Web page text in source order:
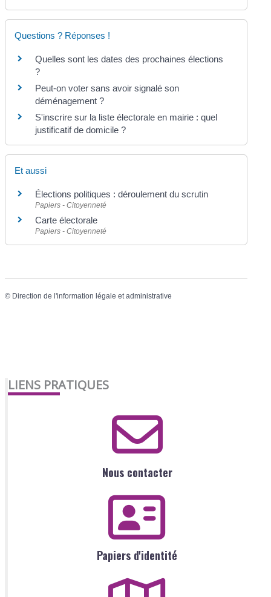
Questions ? Réponses !
Quelles sont les dates des prochaines élections
?
Peut-on voter sans avoir signalé son
déménagement ?
S'inscrire sur la liste électorale en mairie : quel
justificatif de domicile ?
Et aussi
Élections politiques : déroulement du scrutin
Papiers - Citoyenneté
Carte électorale
Papiers - Citoyenneté
© Direction de l'information légale et administrative
LIENS PRATIQUES
Nous contacter
Papiers d'identité